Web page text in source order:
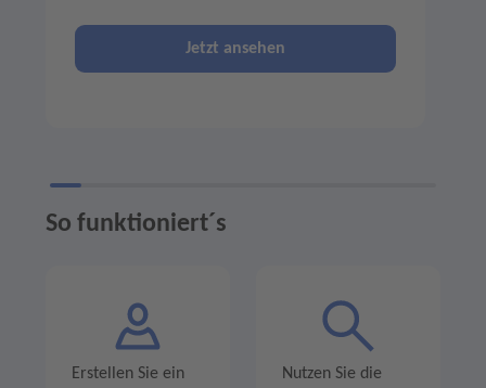
Jetzt ansehen
So funktioniert´s
Erstellen Sie ein
Nutzen Sie die